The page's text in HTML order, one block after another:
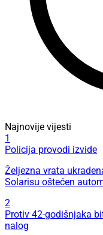
Najnovije vijesti
1
Policija provodi izvide
Željezna vrata
Solarisu oštećen
2
Protiv 42-godišnjaka
nalog